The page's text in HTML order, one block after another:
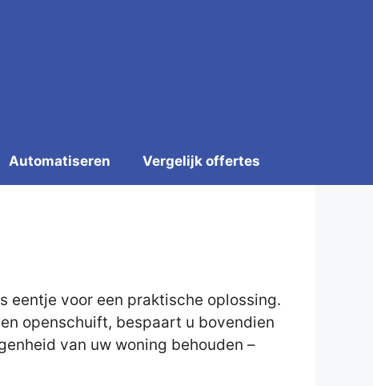
Automatiseren Vergelijk offertes
eentje voor een praktische oplossing.
openschuift, bespaart u bovendien
van uw woning behouden –